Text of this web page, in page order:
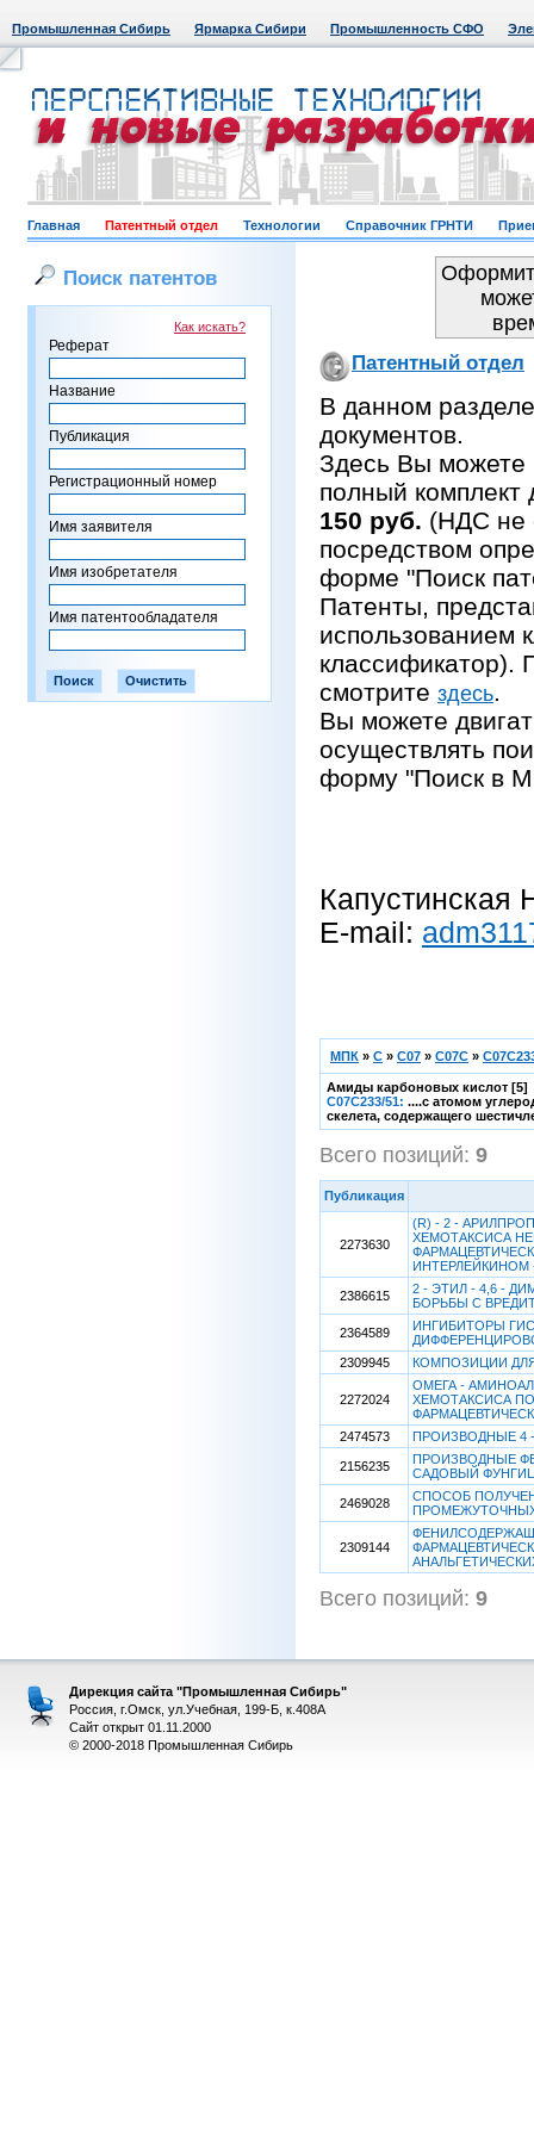
Промышленная Сибирь Ярмарка Сибири Промышленность СФО
Главная Патентный отдел Технологии Справочник ГРНТИ
Поиск патентов
Как искать?
Реферат
Название
Публикация
Регистрационный номер
Имя заявителя
Имя изобретателя
Имя патентообладателя
Патентный отдел
В данном
документов.
Здесь Вы можете
полный комплект
150 руб. (НДС не
посредством
форме "Поиск
Патенты,
использованием
классификатор).
смотрите здесь.
Вы можете
осуществлять
форму "Поиск в
Капустинская
E-mail:
МПК » C » C07 » C07C »
Амиды карбоновых кислот [5]
C07C233/51: ....с атомом
скелета, содержащего
Всего позиций: 9
Публикация
2273630
(R) - 2 -
ХЕМОТАКСИСА
ИНТЕРЛЕЙКИНОМ
2386615
2 - ЭТИЛ - 4,6 -
БОРЬБЫ С
2364589
ИНГИБИТОРЫ
2309945
КОМПОЗИЦИИ
2272024
ОМЕГА -
ХЕМОТАКСИСА
2474573
ПРОИЗВОДНЫЕ 4
2156235
ПРОИЗВОДНЫЕ
САДОВЫЙ
2469028
СПОСОБ
2309144
Всего позиций: 9
Дирекция сайта "Промышленная Сибирь"
Россия, г.Омск, ул.Учебная, 199-Б, к.408А
Сайт открыт 01.11.2000
© 2000-2018 Промышленная Сибирь